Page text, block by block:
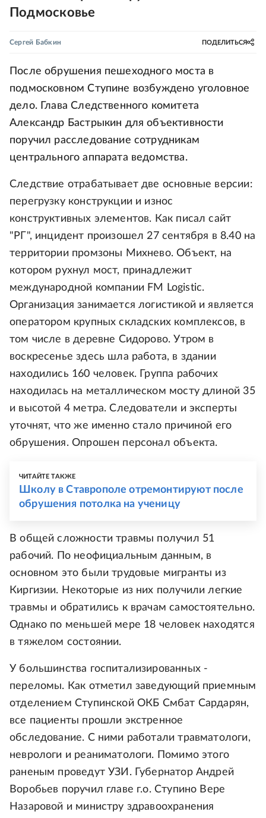
Подмосковье
Сергей Бабкин ПОДЕЛИТЬСЯ
После обрушения пешеходного моста в
подмосковном Ступине возбуждено уголовное
дело. Глава Следственного комитета
Александр Бастрыкин для объективности
поручил расследование сотрудникам
центрального аппарата ведомства.
Следствие отрабатывает две основные версии:
перегрузку конструкции и износ
конструктивных элементов. Как писал сайт
"РГ", инцидент произошел 27 сентября в 8.40 на
территории промзоны Михнево. Объект, на
котором рухнул мост, принадлежит
международной компании FM Logistic.
Организация занимается логистикой и является
оператором крупных складских комплексов, в
том числе в деревне Сидорово. Утром в
воскресенье здесь шла работа, в здании
находились 160 человек. Группа рабочих
находилась на металлическом мосту длиной 35
и высотой 4 метра. Следователи и эксперты
уточнят, что же именно стало причиной его
обрушения. Опрошен персонал объекта.
ЧИТАЙТЕ ТАКЖЕ
Школу в Ставрополе отремонтируют после
обрушения потолка на ученицу
В общей сложности травмы получил 51
рабочий. По неофициальным данным, в
основном это были трудовые мигранты из
Киргизии. Некоторые из них получили легкие
травмы и обратились к врачам самостоятельно.
Однако по меньшей мере 18 человек находятся
в тяжелом состоянии.
У большинства госпитализированных -
переломы. Как отметил заведующий приемным
отделением Ступинской ОКБ Смбат Сардарян,
все пациенты прошли экстренное
обследование. С ними работали травматологи,
неврологи и реаниматологи. Помимо этого
раненым проведут УЗИ. Губернатор Андрей
Воробьев поручил главе г.о. Ступино Вере
Назаровой и министру здравоохранения